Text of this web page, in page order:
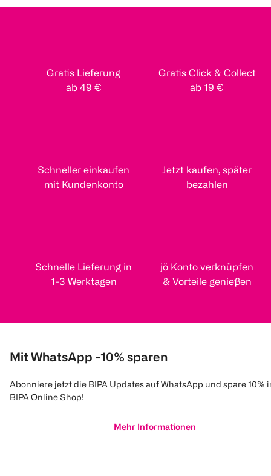
Gratis Lieferung
ab 49 €
Gratis Click & Collect
ab 19 €
Schneller einkaufen
mit Kundenkonto
Jetzt kaufen, später
bezahlen
Schnelle Lieferung in
1-3 Werktagen
jö Konto verknüpfen
& Vorteile genießen
Mit WhatsApp -10% sparen
Abonniere jetzt die BIPA Updates auf WhatsApp und spare 10%
BIPA Online Shop!
Mehr Informationen